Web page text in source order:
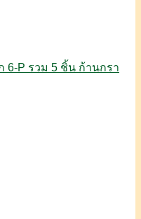
6-P รวม 5 ชิ้น ก้านกรา